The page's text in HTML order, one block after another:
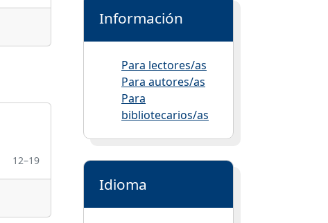
12–19
Información
Para lectores/as
Para autores/as
Para
bibliotecarios/as
Idioma